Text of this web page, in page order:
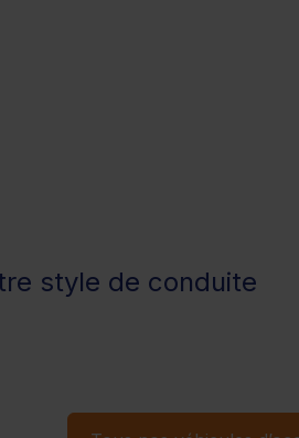
style de conduite